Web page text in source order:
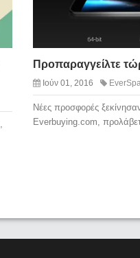
Προπαραγγείλτε
Ιούν 01, 2016
Νέες προσφορές
Everbuying.com,